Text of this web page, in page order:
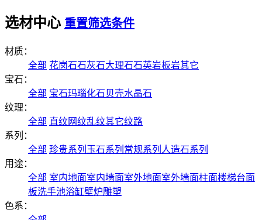
选材中心 重置筛选条件
材质：
全部 花岗石石灰石大理石石英岩板岩其它
宝石：
全部 宝石玛瑙化石贝壳水晶石
纹理：
全部 直纹网纹乱纹其它纹路
系列：
全部 珍贵系列 玉石系列 常规系列 人造石系列
用途：
全部 室内地面室内墙面室外地面室外墙面柱面楼梯台面
板洗手池浴缸壁炉雕塑
色系：